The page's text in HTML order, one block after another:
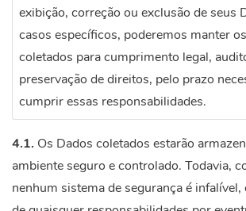
exibição, correção ou exclusão de seus
casos específicos, poderemos manter
coletados para cumprimento legal,
preservação de direitos, pelo prazo
cumprir essas responsabilidades.
4.1. Os Dados coletados estarão
ambiente seguro e controlado. Todavia,
nenhum sistema de segurança é infalível,